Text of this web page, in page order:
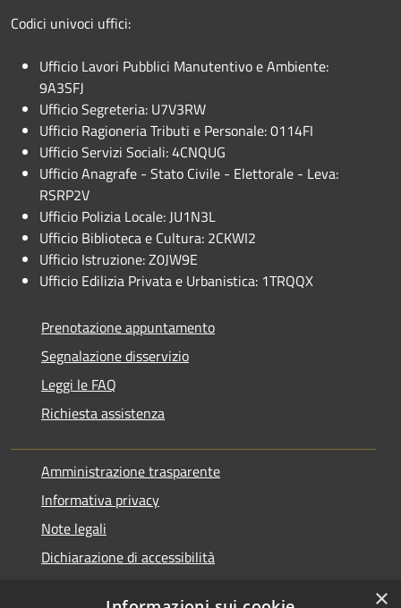
Codici univoci uffici:
Ufficio Lavori Pubblici Manutentivo e Ambiente:
9A3SFJ
Ufficio Segreteria: U7V3RW
Ufficio Ragioneria Tributi e Personale: 0114FI
Ufficio Servizi Sociali: 4CNQUG
Ufficio Anagrafe - Stato Civile - Elettorale - Leva:
RSRP2V
Ufficio Polizia Locale: JU1N3L
Ufficio Biblioteca e Cultura: 2CKWI2
Ufficio Istruzione: Z0JW9E
Ufficio Edilizia Privata e Urbanistica: 1TRQQX
Prenotazione appuntamento
Segnalazione disservizio
Leggi le FAQ
Richiesta assistenza
Amministrazione trasparente
Informativa privacy
Note legali
Dichiarazione di accessibilità
×